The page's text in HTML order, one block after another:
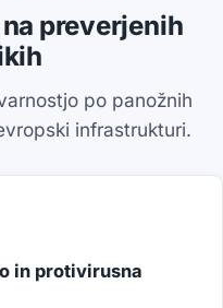
preverjenih
po panožnih
infrastrukturi.
in protivirusna